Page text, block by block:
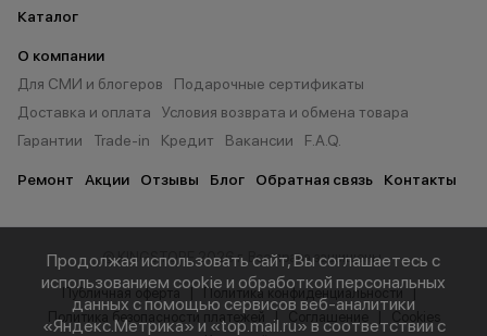
Каталог
О компании
Для СМИ и блогеров
Подарочные сертификаты
Доставка и оплата
Условия возврата и обмена товара
Гарантии
Trade-in Кредит Вакансии F.A.Q.
Ремонт Акции Отзывы Блог Обратная связь Контакты
© KINGSTORE 2026 г. Все права защищены.
Публичная оферта
Политика конфиденциальности
Политика безопасности платежей
Продолжая использовать сайт, Вы соглашаетесь с
использованием cookie и обработкой персональных
данных с помощью сервисов веб-аналитики
«Яндекс.Метрика» и «top.mail.ru» в соответствии с